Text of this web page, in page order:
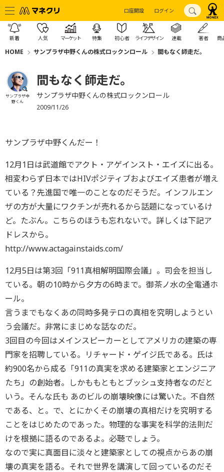
口座開設 ログイン
新着 人気 マーケット 特集 初心者 ライフデザイン 連載 著者 商
HOME サンプラザ中野くんの株式ロックンロール 間もなく師走だ。
サンプラザ中
野くん
間もなく師走だ。
サンプラザ中野くんの株式ロックンロール
2009/11/26
サンプラザ中野くんだー！
12月1日は武道館でアクト・アゲインスト・エイズに出る。
相変わらず日本ではHIVポジティブおよびエイズ患者が増え
ている？先進国で唯一のことなのだそうだ。インフルエン
ザの方が大量にワクチンが売れるから話題になっているけ
ど。たぶん。こちらのほうも忘れないで。詳しくは下記ア
ドレスから。
http://www.actagainstaids.com/
12月5日は第3回「911真相解明国際会議」。司会を担当し
ている。朝の10時から夕方の6時まで。御茶ノ水の全電通ホ
ール。
言うまでもなくあの同時多発テロの真相を究明しようとい
う会議だ。非常にまじめな話なのだ。
3回目の今回はメインスピーカーとしてアメリカの建築の専
門家を招聘している。リチャード・ゲイジ氏である。氏は
約900名から成る「911の真実を求める建築家とエンジニア
たち」の創始者。しかももともとブッシュ支持者なのだと
いう。そんな氏も あのビルの崩壊映像には驚いた。不自然
である、と。で、とにかくその崩壊の真相だけを究明する
ことをはじめたのであった。物理的な事実を科学的法則だ
けを根拠に語るのであるよ。必聴でしょう。
なので実に真面目に淡々と建築家としての視点からあの崩
壊の真実を語る。それで世界を講演して回っているのだそ